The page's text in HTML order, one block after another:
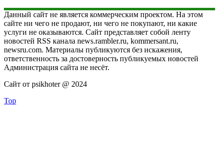
Данный сайт не является коммерческим проектом. На этом
сайте ни чего не продают, ни чего не покупают, ни какие
услуги не оказываются. Сайт представляет собой ленту
новостей RSS канала news.rambler.ru, kommersant.ru,
newsru.com. Материалы публикуются без искажения,
ответственность за достоверность публикуемых новостей
Администрация сайта не несёт.
Сайт от psikhoter @ 2024
Top